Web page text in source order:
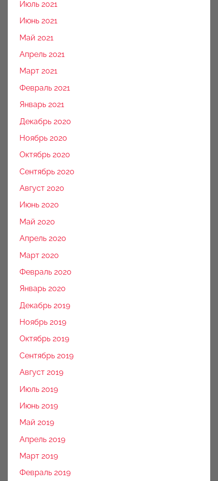
Июль 2021
Июнь 2021
Май 2021
Апрель 2021
Март 2021
Февраль 2021
Январь 2021
Декабрь 2020
Ноябрь 2020
Октябрь 2020
Сентябрь 2020
Август 2020
Июнь 2020
Май 2020
Апрель 2020
Март 2020
Февраль 2020
Январь 2020
Декабрь 2019
Ноябрь 2019
Октябрь 2019
Сентябрь 2019
Август 2019
Июль 2019
Июнь 2019
Май 2019
Апрель 2019
Март 2019
Февраль 2019